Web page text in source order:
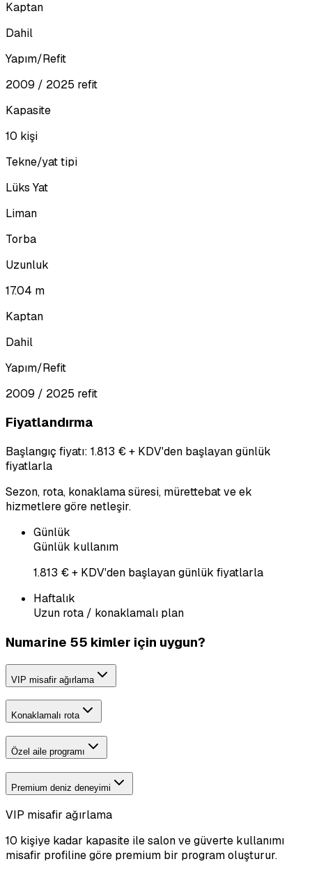
Kaptan
Dahil
Yapım/Refit
2009 / 2025 refit
Kapasite
10 kişi
Tekne/yat tipi
Lüks Yat
Liman
Torba
Uzunluk
17.04 m
Kaptan
Dahil
Yapım/Refit
2009 / 2025 refit
Fiyatlandırma
Başlangıç fiyatı: 1.813 € + KDV'den başlayan günlük
fiyatlarla
Sezon, rota, konaklama süresi, mürettebat ve ek
hizmetlere göre netleşir.
Günlük
Günlük kullanım
1.813 € + KDV'den başlayan günlük fiyatlarla
Haftalık
Uzun rota / konaklamalı plan
Numarine 55 kimler için uygun?
VIP misafir ağırlama
Konaklamalı rota
Özel aile programı
Premium deniz deneyimi
VIP misafir ağırlama
10 kişiye kadar kapasite ile salon ve güverte kullanımı
misafir profiline göre premium bir program oluşturur.